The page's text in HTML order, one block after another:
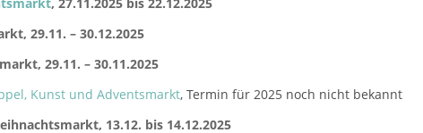
29.11. – 30.12.2025
29.11. – 30.11.2025
Kunst und Adventsmarkt, Termin für 2025 noch nicht bekannt
13.12. bis 14.12.2025